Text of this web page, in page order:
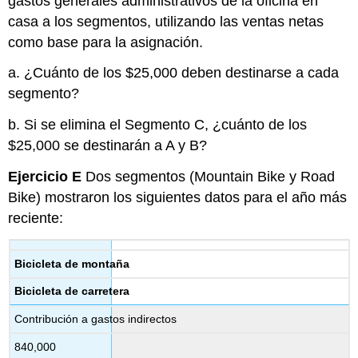
casa a los segmentos, utilizando las ventas netas
como base para la asignación.
a. ¿Cuánto de los $25,000 deben destinarse a cada
segmento?
b. Si se elimina el Segmento C, ¿cuánto de los
$25,000 se destinarán a A y B?
Ejercicio E Dos segmentos (Mountain Bike y Road
Bike) mostraron los siguientes datos para el año más
reciente:
Bicicleta de montaña
Bicicleta de carretera
Contribución a gastos indirectos
840,000